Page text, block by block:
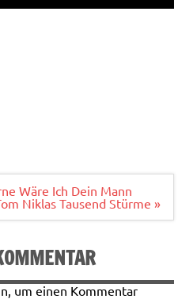
Wäre Ich Dein Mann
Niklas Tausend Stürme »
um einen Kommentar